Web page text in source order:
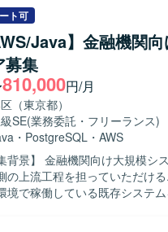
どのドキュメント作成、および
方を求めております。関係者と
ない関係者に対してもリスク
経験が浅い場合でも、既存
基盤におけるインフラ上流工程に深く関わることがで
ラウド基盤SEや技術調整SE
義や技術評価、関係者調整な
ィ、非機能要件に関する知見を広く
ド基盤を中心としたインフラ
リティや、外部システムとの
ト可
Java】金融機関
募集
810,000円/月
（東京都）
SE(業務委託・フリーランス)
・ PostgreSQL ・ AWS
背景】 金融機関向け大規模
上流工程を担っていただけるエンジニア
境で稼働している既存システ